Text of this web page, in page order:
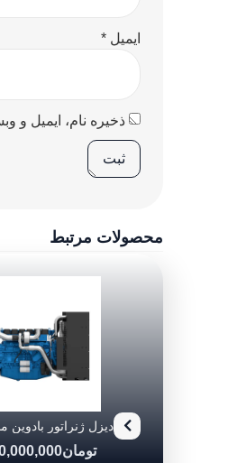
ایمیل *
ذخیره نام، ایمیل و
محصولات مرتبط
تومان